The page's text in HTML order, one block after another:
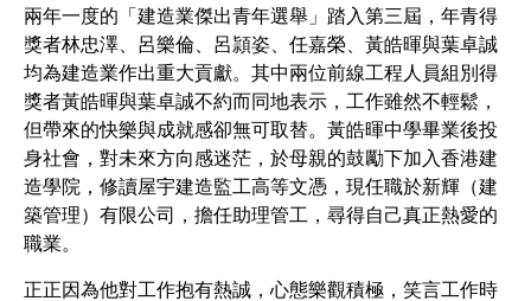
兩年一度的「建造業傑出青年選舉」踏入第三屆，年青得
獎者林忠澤、呂樂倫、呂頴姿、任嘉榮、黃皓暉與葉卓誠
均為建造業作出重大貢獻。其中兩位前線工程人員組別得
獎者黃皓暉與葉卓誠不約而同地表示，工作雖然不輕鬆，
但帶來的快樂與成就感卻無可取替。黃皓暉中學畢業後投
身社會，對未來方向感迷茫，於母親的鼓勵下加入香港建
造學院，修讀屋宇建造監工高等文憑，現任職於新輝（建
築管理）有限公司，擔任助理管工，尋得自己真正熱愛的
職業。
正正因為他對工作抱有熱誠，心態樂觀積極，笑言工作時